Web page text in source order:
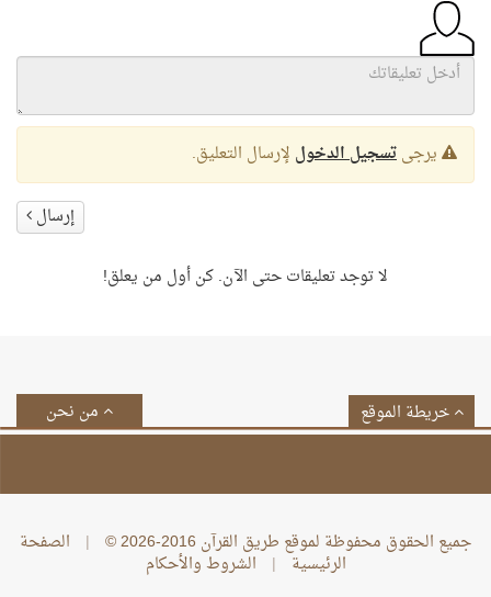
يرجىتسجيل الدخول لإرسال التعليق.
إرسال
لا توجد تعليقات حتى الآن. كن أول من يعلق!
من نحن خريطة الموقع
جميع الحقوق محفوظة لموقع طريق القرآن 2016-2026 © | الصفحة
الرئيسية | الشروط والأحكام